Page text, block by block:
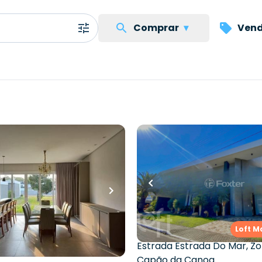
Comprar ▾
•4banheiros
• Velas Da
Mar,Zona Nova,Capão
Loft
R$ 13.312.000,00
570 m²•7quartos•8
4vagas
Casa em Condomínio •
Empreendimento
2 - Capão Da Canoa/RS
Estrada Estrada Do Mar,